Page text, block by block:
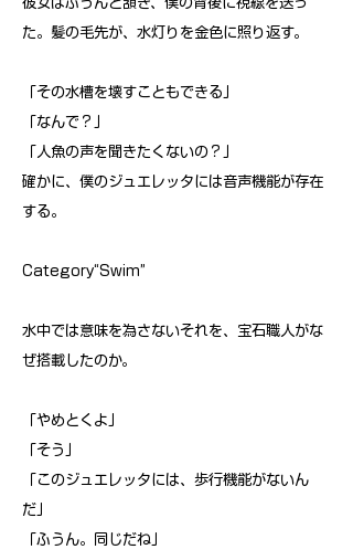
た。髪の毛先が、水灯りを金色に照り返す。
「その水槽を壊すこともできる」
「なんで？」
「人魚の声を聞きたくないの？」
確かに、僕のジュエレッタには音声機能が存在
する。
Category“Swim”
水中では意味を為さないそれを、宝石職人がな
ぜ搭載したのか。
「やめとくよ」
「そう」
「このジュエレッタには、歩行機能がないん
だ」
「ふうん。同じだね」